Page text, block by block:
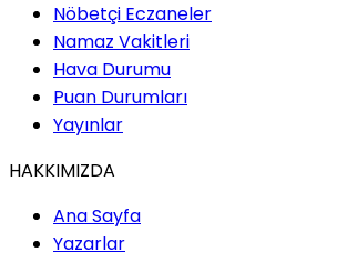
Nöbetçi Eczaneler
Namaz Vakitleri
Hava Durumu
Puan Durumları
Yayınlar
HAKKIMIZDA
Ana Sayfa
Yazarlar